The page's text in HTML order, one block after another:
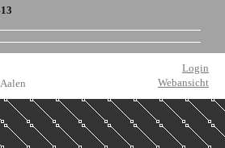
Login
Webansicht